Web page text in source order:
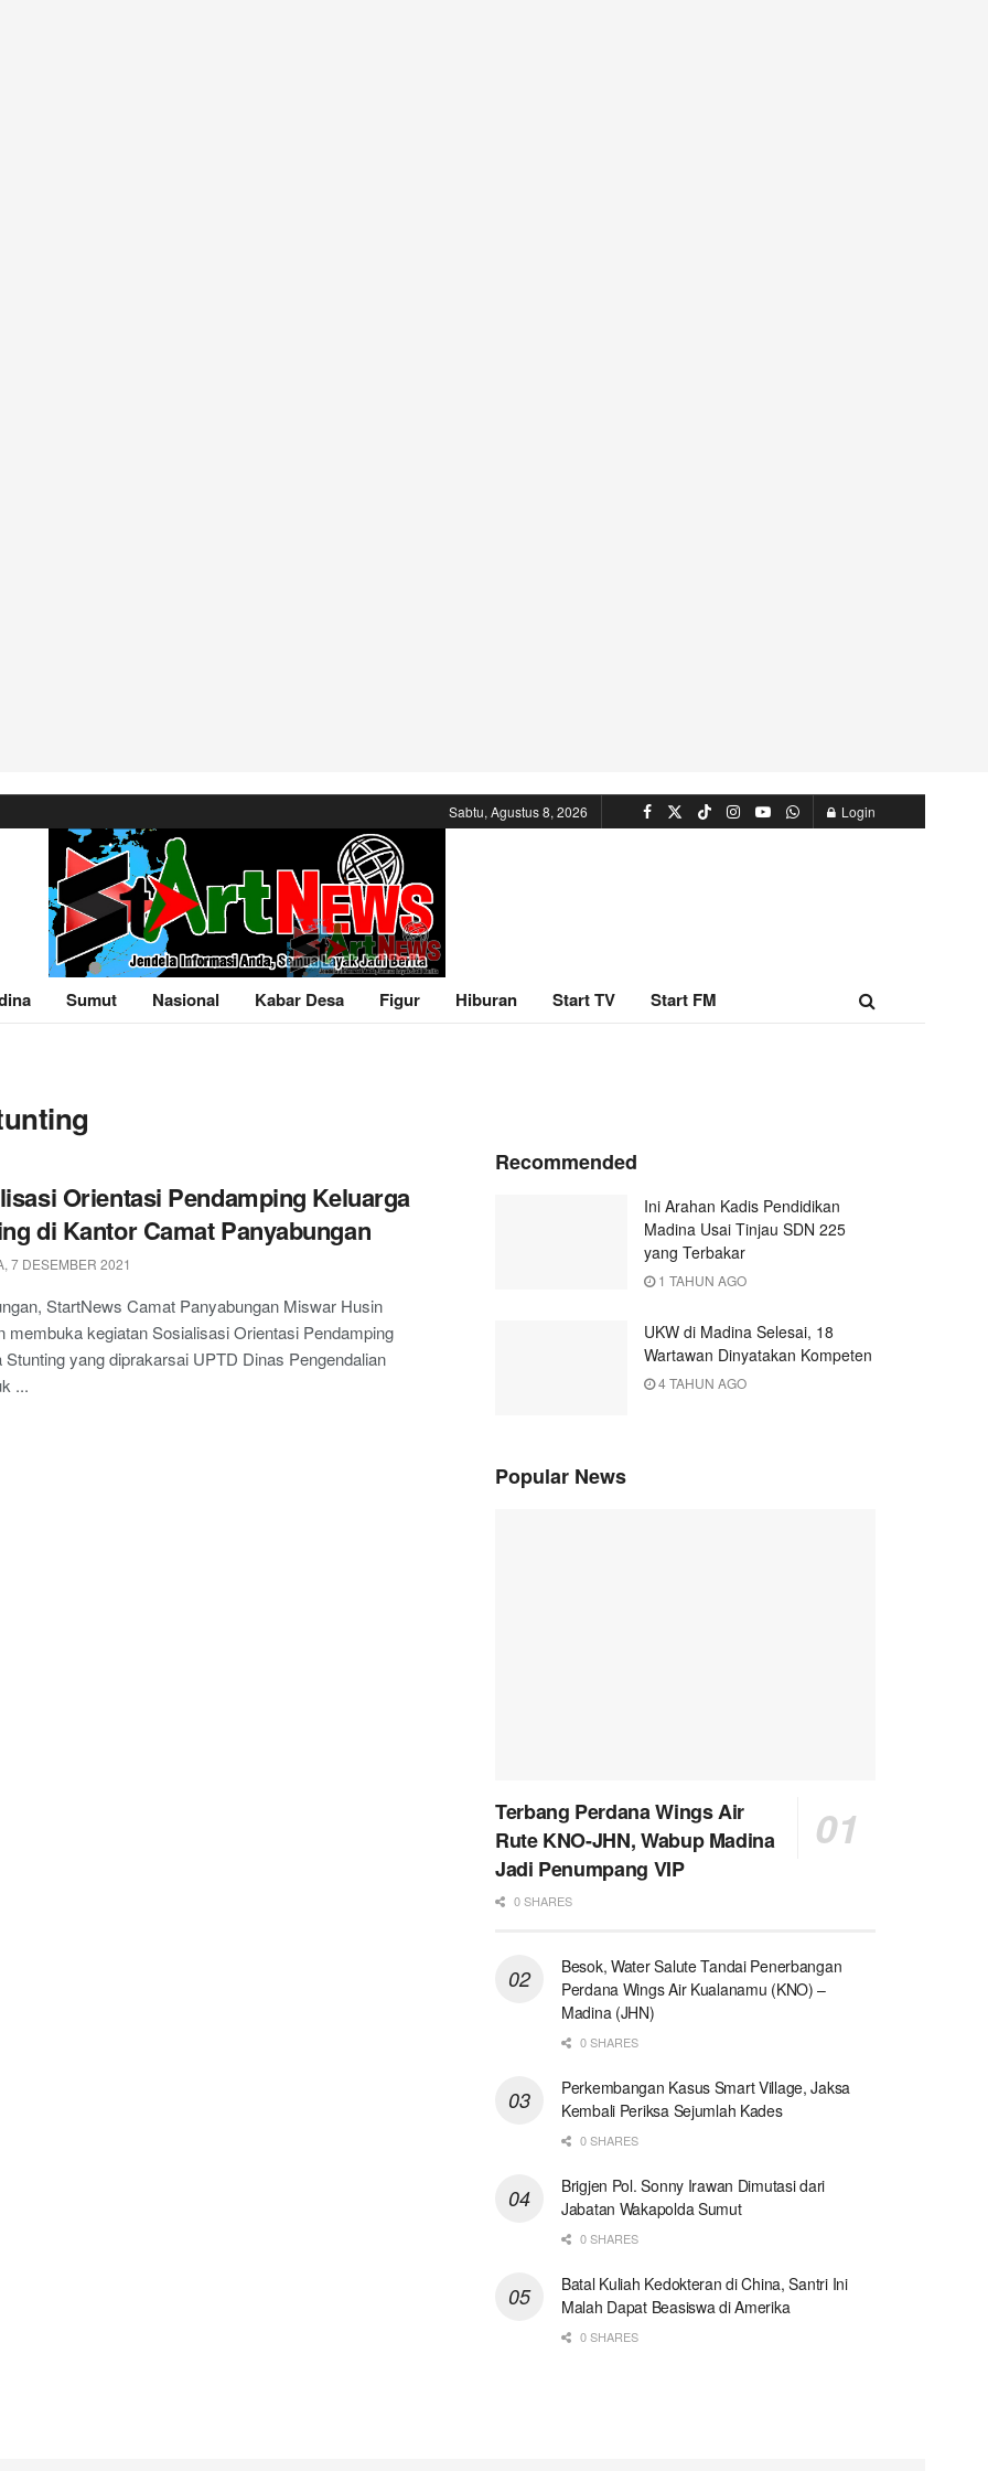
Sabtu, Agustus 8, 2026 Login
Sumut Nasional Kabar Desa Figur Hiburan Start TV Start FM
Orientasi Pendamping Keluarga
di Kantor Camat Panyabungan
7 DESEMBER 2021
StartNews Camat Panyabungan Miswar Husin
membuka kegiatan Sosialisasi Orientasi Pendamping
Stunting yang diprakarsai UPTD Dinas Pengendalian
...
Recommended
Ini Arahan Kadis Pendidikan
Madina Usai Tinjau SDN 225
yang Terbakar
1 TAHUN AGO
UKW di Madina Selesai, 18
Wartawan Dinyatakan Kompeten
4 TAHUN AGO
Popular News
Terbang Perdana Wings Air
Rute KNO-JHN, Wabup Madina
Jadi Penumpang VIP
0 SHARES
Besok, Water Salute Tandai Penerbangan
Perdana Wings Air Kualanamu (KNO) –
Madina (JHN)
0 SHARES
Perkembangan Kasus Smart Village, Jaksa
Kembali Periksa Sejumlah Kades
0 SHARES
Brigjen Pol. Sonny Irawan Dimutasi dari
Jabatan Wakapolda Sumut
0 SHARES
Batal Kuliah Kedokteran di China, Santri Ini
Malah Dapat Beasiswa di Amerika
0 SHARES